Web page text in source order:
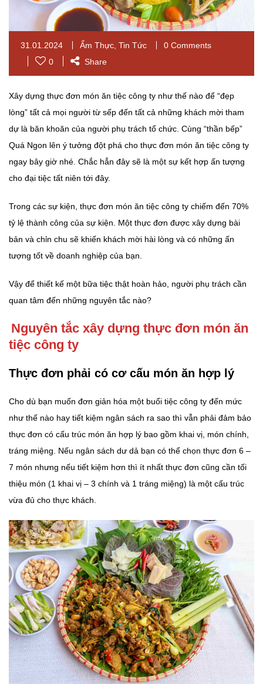
31.01.2024 Ẩm Thực, Tin Tức
0 Comments
0
Share
Xây dựng thực đơn món ăn tiệc công ty như thế nào để “đẹp
lòng” tất cả mọi người từ sếp đến tất cả những khách mời tham
dự là băn khoăn của người phụ trách tổ chức. Cùng “thần bếp”
Quá Ngon lên ý tưởng đột phá cho thực đơn món ăn tiệc công ty
ngay bây giờ nhé. Chắc hẳn đây sẽ là một sự kết hợp ấn tượng
cho đại tiệc tất niên tới đây.
Trong các sự kiện, thực đơn món ăn tiệc công ty chiếm đến 70%
tỷ lệ thành công của sự kiện. Một thực đơn được xây dựng bài
bản và chỉn chu sẽ khiến khách mời hài lòng và có những ấn
tượng tốt về doanh nghiệp của bạn.
Vậy để thiết kế một bữa tiệc thật hoàn hảo, người phụ trách cần
quan tâm đến những nguyên tắc nào?
Nguyên tắc xây dựng thực đơn món ăn
tiệc công ty
Thực đơn phải có cơ cấu món ăn hợp lý
Cho dù bạn muốn đơn giản hóa một buổi tiệc công ty đến mức
như thế nào hay tiết kiệm ngân sách ra sao thì vẫn phải đảm bảo
thực đơn có cấu trúc món ăn hợp lý bao gồm khai vị, món chính,
tráng miệng. Nếu ngân sách dư dả bạn có thể chọn thực đơn 6 –
7 món nhưng nếu tiết kiệm hơn thì ít nhất thực đơn cũng cần tối
thiệu món (1 khai vị – 3 chính và 1 tráng miệng) là một cấu trúc
vừa đủ cho thực khách.